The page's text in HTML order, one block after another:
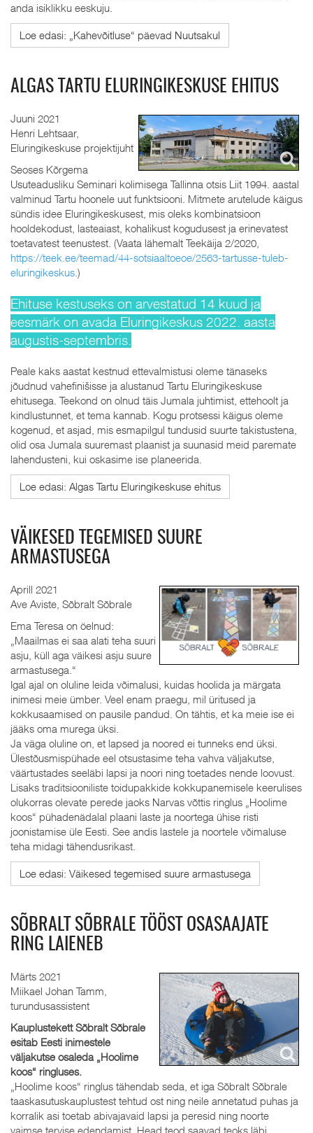
anda isiklikku eeskuju.
Loe edasi: „Kahevõitluse“ päevad Nuutsakul
ALGAS TARTU ELURINGIKESKUSE EHITUS
Juuni 2021
Henri Lehtsaar,
Eluringikeskuse projektijuht
Seoses Kõrgema
Usuteadusliku Seminari kolimisega Tallinna otsis Liit 1994. aastal
valminud Tartu hoonele uut funktsiooni. Mitmete arutelude käigus
sündis idee Eluringikeskusest, mis oleks kombinatsioon
hooldekodust, lasteaiast, kohalikust kogudusest ja erinevatest
toetavatest teenustest. (Vaata lähemalt Teekäija 2/2020,
https://teek.ee/teemad/44-sotsiaaltoeoe/2563-tartusse-tuleb-
eluringikeskus. )
Ehituse kestuseks on arvestatud 14 kuud ja
eesmärk on avada Eluringikeskus 2022. aasta
augustis-septembris.
Peale kaks aastat kestnud ettevalmistusi oleme tänaseks
jõudnud vahefinišisse ja alustanud Tartu Eluringikeskuse
ehitusega. Teekond on olnud täis Jumala juhtimist, ettehoolt ja
kindlustunnet, et tema kannab. Kogu protsessi käigus oleme
kogenud, et asjad, mis esmapilgul tundusid suurte takistustena,
olid osa Jumala suuremast plaanist ja suunasid meid paremate
lahendusteni, kui oskasime ise planeerida.
Loe edasi: Algas Tartu Eluringikeskuse ehitus
VÄIKESED TEGEMISED SUURE
ARMASTUSEGA
Aprill 2021
Ave Aviste, Sõbralt Sõbrale
Ema Teresa on öelnud:
„Maailmas ei saa alati teha suuri
asju, küll aga väikesi asju suure
armastusega.“
Igal ajal on oluline leida võimalusi, kuidas hoolida ja märgata
inimesi meie ümber. Veel enam praegu, mil üritused ja
kokkusaamised on pausile pandud. On tähtis, et ka meie ise ei
jääks oma murega üksi.
Ja väga oluline on, et lapsed ja noored ei tunneks end üksi.
Ülestõusmispühade eel otsustasime teha vahva väljakutse,
väärtustades seeläbi lapsi ja noori ning toetades nende loovust.
Lisaks traditsiooniliste toidupakkide kokkupanemisele keerulises
olukorras olevate perede jaoks Narvas võttis ringlus „Hoolime
koos“ pühadenädalal plaani laste ja noortega ühise risti
joonistamise üle Eesti. See andis lastele ja noortele võimaluse
teha midagi tähendusrikast.
Loe edasi: Väikesed tegemised suure armastusega
SÕBRALT SÕBRALE TÖÖST OSASAAJATE
RING LAIENEB
Märts 2021
Miikael Johan Tamm,
turundusassistent
Kauplustekett Sõbralt Sõbrale
esitab Eesti inimestele
väljakutse osaleda „Hoolime
koos“ ringluses.
„Hoolime koos“ ringlus tähendab seda, et iga Sõbralt Sõbrale
taaskasutuskauplustest tehtud ost ning neile annetatud puhas ja
korralik asi toetab abivajavaid lapsi ja peresid ning noorte
vaimse tervise edendamist. Head teod saavad teoks läbi